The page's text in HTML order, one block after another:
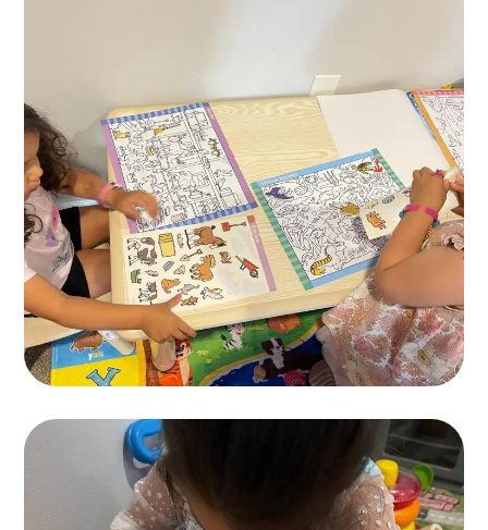
Mother’s Helpers
ACTIVITES